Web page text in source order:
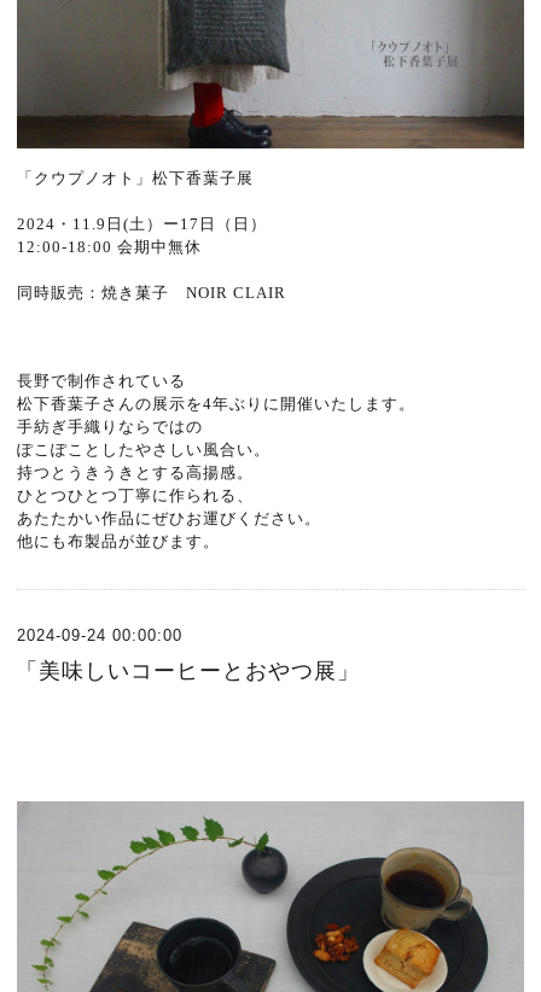
「クウプノオト」松下香葉子展
2024・11.9日(土）ー17日（日）
12:00-18:00 会期中無休
同時販売：焼き菓子 NOIR CLAIR
長野で制作されている
松下香葉子さんの展示を4年ぶりに開催いたします。
手紡ぎ手織りならではの
ぽこぽことしたやさしい風合い。
持つとうきうきとする高揚感。
ひとつひとつ丁寧に作られる、
あたたかい作品にぜひお運びください。
他にも布製品が並びます。
2024-09-24 00:00:00
「美味しいコーヒーとおやつ展」